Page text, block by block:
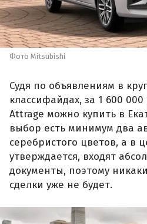
Фото Mitsubishi
Судя по объявлениям в
классифайдах, за 1 600
Attrage можно купить в
выбор есть минимум два
серебристого цветов, а в
утверждается, входят
документы, поэтому
сделки уже не будет.